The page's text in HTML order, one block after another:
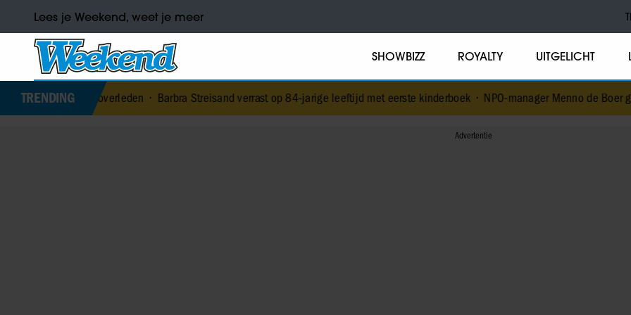
Lees je Weekend, weet je meer
SHOWBIZZ ROYALTY UITGELICHT
TRENDING
overleden• Barbra Streisand verrast op 84-jarige leeftijd met eerste kinderboek•NPO-manager Menno de Boer geschorst na